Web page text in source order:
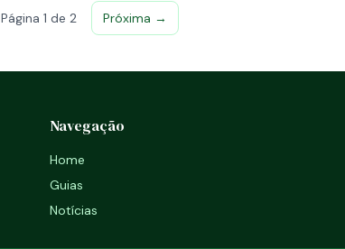
Página 1 de 2 Próxima →
Navegação
Home
Guias
Notícias